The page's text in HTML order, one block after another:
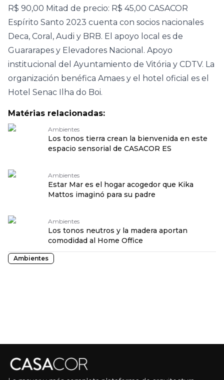
R$ 90,00 Mitad de precio: R$ 45,00 CASACOR
Espírito Santo 2023 cuenta con socios nacionales
Deca, Coral, Audi y BRB. El apoyo local es de
Guararapes y Elevadores Nacional. Apoyo
institucional del Ayuntamiento de Vitória y CDTV. La
organización benéfica Amaes y el hotel oficial es el
Hotel Senac Ilha do Boi.
Matérias relacionadas:
Ambientes
Los tonos tierra crean la bienvenida en este
espacio sensorial de CASACOR ES
Ambientes
Estar Mar es el hogar acogedor que Kika
Mattos imaginó para su padre
Ambientes
Los tonos neutros y la madera aportan
comodidad al Home Office
Ambientes